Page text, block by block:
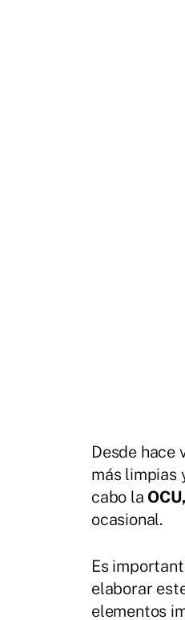
Desde hace
más limpias
cabo la
ocasional.
Es
elaborar
elementos